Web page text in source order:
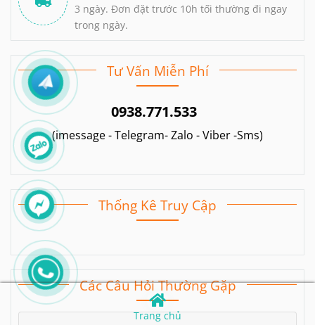
3 ngày. Đơn đặt trước 10h tối thường đi ngay
trong ngày.
Tư Vấn Miễn Phí
0938.771.533
(imessage - Telegram- Zalo - Viber -Sms)
Thống Kê Truy Cập
Các Câu Hỏi Thường Gặp
Trang chủ